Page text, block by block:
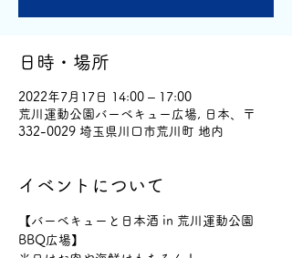
日時・場所
2022年7月17日 14:00 – 17:00
荒川運動公園バーベキュー広場, 日本、〒
332-0029 埼玉県川口市荒川町 地内
イベントについて
【バーベキューと日本酒 in 荒川運動公園
BBQ広場】